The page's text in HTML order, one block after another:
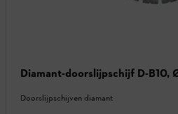
Diamant-doorslijpschijf D-B10,
Doorslijpschijven diamant